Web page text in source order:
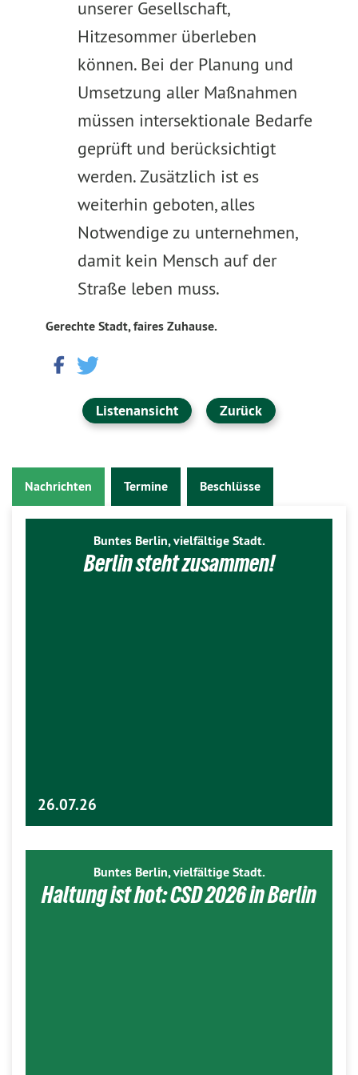
unserer Gesellschaft,
Hitzesommer überleben
können. Bei der Planung und
Umsetzung aller Maßnahmen
müssen intersektionale Bedarfe
geprüft und berücksichtigt
werden. Zusätzlich ist es
weiterhin geboten, alles
Notwendige zu unternehmen,
damit kein Mensch auf der
Straße leben muss.
Gerechte Stadt, faires Zuhause.
Listenansicht Zurück
Nachrichten Termine Beschlüsse
Buntes Berlin, vielfältige Stadt.
Berlin steht zusammen!
26.07.26
Buntes Berlin, vielfältige Stadt.
Haltung ist hot: CSD 2026 in Berlin